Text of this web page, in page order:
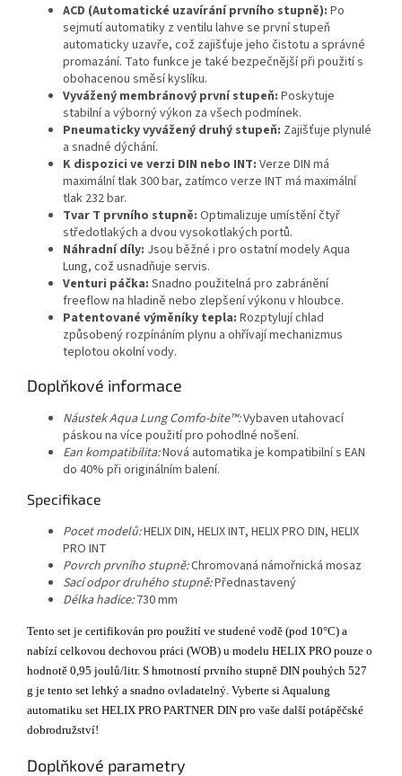
ACD (Automatické uzavírání prvního stupně): Po
sejmutí automatiky z ventilu lahve se první stupeň
automaticky uzavře, což zajišťuje jeho čistotu a správné
promazání. Tato funkce je také bezpečnější při použití s
obohacenou směsí kyslíku.
Vyvážený membránový první stupeň: Poskytuje
stabilní a výborný výkon za všech podmínek.
Pneumaticky vyvážený druhý stupeň: Zajišťuje plynulé
a snadné dýchání.
K dispozici ve verzi DIN nebo INT: Verze DIN má
maximální tlak 300 bar, zatímco verze INT má maximální
tlak 232 bar.
Tvar T prvního stupně: Optimalizuje umístění čtyř
středotlakých a dvou vysokotlakých portů.
Náhradní díly: Jsou běžné i pro ostatní modely Aqua
Lung, což usnadňuje servis.
Venturi páčka: Snadno použitelná pro zabránění
freeflow na hladině nebo zlepšení výkonu v hloubce.
Patentované výměníky tepla: Rozptylují chlad
způsobený rozpínáním plynu a ohřívají mechanizmus
teplotou okolní vody.
Doplňkové informace
Náustek Aqua Lung Comfo-bite™:Vybaven utahovací
páskou na více použití pro pohodlné nošení.
Ean kompatibilita:Nová automatika je kompatibilní s EAN
do 40% při originálním balení.
Specifikace
Pocet modelů:HELIX DIN, HELIX INT, HELIX PRO DIN, HELIX
PRO INT
Povrch prvního stupně:Chromovaná námořnická mosaz
Sací odpor druhého stupně:Přednastavený
Délka hadice:730 mm
Tento set je certifikován pro použití ve studené vodě (pod 10°C) a
nabízí celkovou dechovou práci (WOB) u modelu HELIX PRO pouze o
hodnotě 0,95 joulů/litr. S hmotností prvního stupně DIN pouhých 527
g je tento set lehký a snadno ovladatelný. Vyberte si Aqualung
automatiku set HELIX PRO PARTNER DIN pro vaše další potápěčské
dobrodružství!
Doplňkové parametry